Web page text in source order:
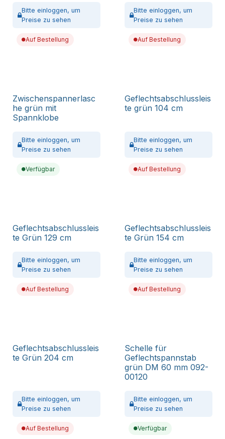
Bitte einloggen, um
Preise zu sehen
Auf Bestellung
Bitte einloggen, um
Preise zu sehen
Auf Bestellung
Zwischenspannerlasc
he grün mit
Spannklobe
Bitte einloggen, um
Preise zu sehen
Verfügbar
Geflechtsabschlussleis
te grün 104 cm
Bitte einloggen, um
Preise zu sehen
Auf Bestellung
Geflechtsabschlussleis
te Grün 129 cm
Bitte einloggen, um
Preise zu sehen
Auf Bestellung
Geflechtsabschlussleis
te Grün 154 cm
Bitte einloggen, um
Preise zu sehen
Auf Bestellung
Geflechtsabschlussleis
te Grün 204 cm
Bitte einloggen, um
Preise zu sehen
Auf Bestellung
Schelle für
Geflechtspannstab
grün DM 60 mm 092-
00120
Bitte einloggen, um
Preise zu sehen
Verfügbar